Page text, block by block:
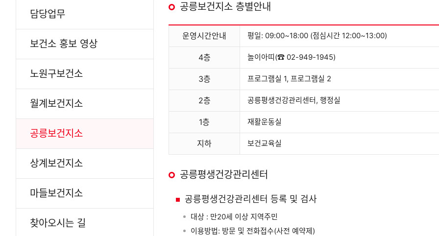
담당업무
보건소 홍보 영상
노원구보건소
월계보건지소
공릉보건지소
상계보건지소
마들보건지소
찾아오시는 길
공릉보건지소 층별안내
운영시간안내 평일: 09:00~18:00 (점심시간 12:00~13:00)
4층 놀이아띠(☎ 02-949-1945)
3층 프로그램실 1, 프로그램실 2
2층 공릉평생건강관리센터, 행정실
1층 재활운동실
지하 보건교육실
공릉평생건강관리센터
공릉평생건강관리센터 등록 및 검사
대상 : 만20세 이상 지역주민
이용방법: 방문 및 전화접수(사전 예약제)